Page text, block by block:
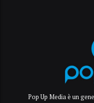
Pop Up Media è un